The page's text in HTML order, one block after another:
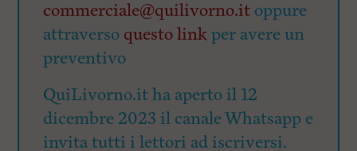
commerciale@quilivorno.it oppure
attraverso questo linkper avere un
preventivo
QuiLivorno.it ha aperto il 12
dicembre 2023 il canale Whatsapp e
invita tutti i lettori ad iscriversi.